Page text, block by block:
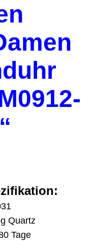
Quartz
Tage